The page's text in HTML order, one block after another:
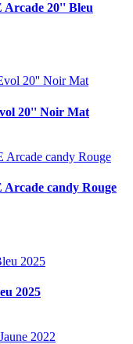
20'' Bleu
20'' Noir Mat
candy Rouge
2025